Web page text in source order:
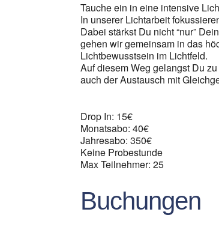
Tauche ein in eine intensive
In unserer Lichtarbeit
Dabei stärkst Du nicht “nur”
gehen wir gemeinsam in das
Lichtbewusstsein im Lichtfeld.
Auf diesem Weg gelangst Du
auch der Austausch mit
Drop In: 15€
Monatsabo: 40€
Jahresabo: 350€
Keine Probestunde
Max Teilnehmer: 25
Buchungen